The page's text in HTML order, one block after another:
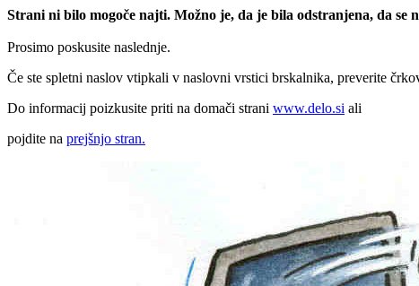
Strani ni bilo mogoče najti. Možno je, da je bila odstranjena, da se
Prosimo poskusite naslednje.
Če ste spletni naslov vtipkali v naslovni vrstici brskalnika, preverite
Do informacij poizkusite priti na domači strani www.delo.si ali
pojdite na prejšnjo stran.